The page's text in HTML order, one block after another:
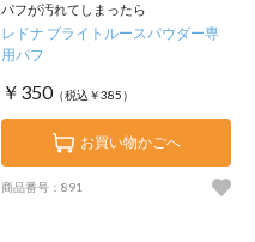
パフが汚れてしまったら
レドナ ブライトルースパウダー専
用パフ
￥350（税込￥385）
お買い物かごへ
商品番号：891